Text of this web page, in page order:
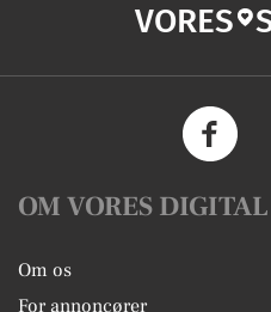
VORES
OM VORES DIGITAL
Om os
For annoncører